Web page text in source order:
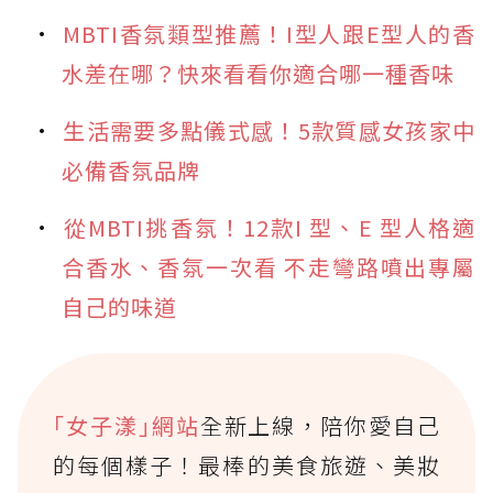
MBTI香氛類型推薦！I型人跟E型人的香
水差在哪？快來看看你適合哪一種香味
生活需要多點儀式感！5款質感女孩家中
必備香氛品牌
從MBTI挑香氛！12款I 型、E 型人格適
合香水、香氛一次看 不走彎路噴出專屬
自己的味道
｢女子漾｣網站全新上線，陪你愛自己
的每個樣子！最棒的美食旅遊、美妝